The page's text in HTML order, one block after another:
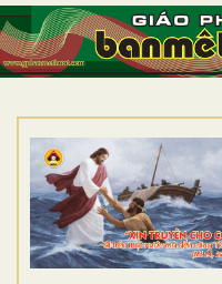
TRANG NHẤT
GIỚI THIỆU
DÒNG TU
BAN MỤC VỤ
ĐOÀN THỂ CG